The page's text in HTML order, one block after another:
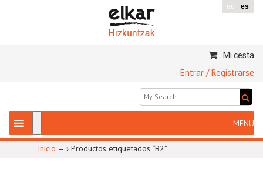
eu es
Mi cesta
Entrar / Registrarse
Inicio — › Productos etiquetados “B2”